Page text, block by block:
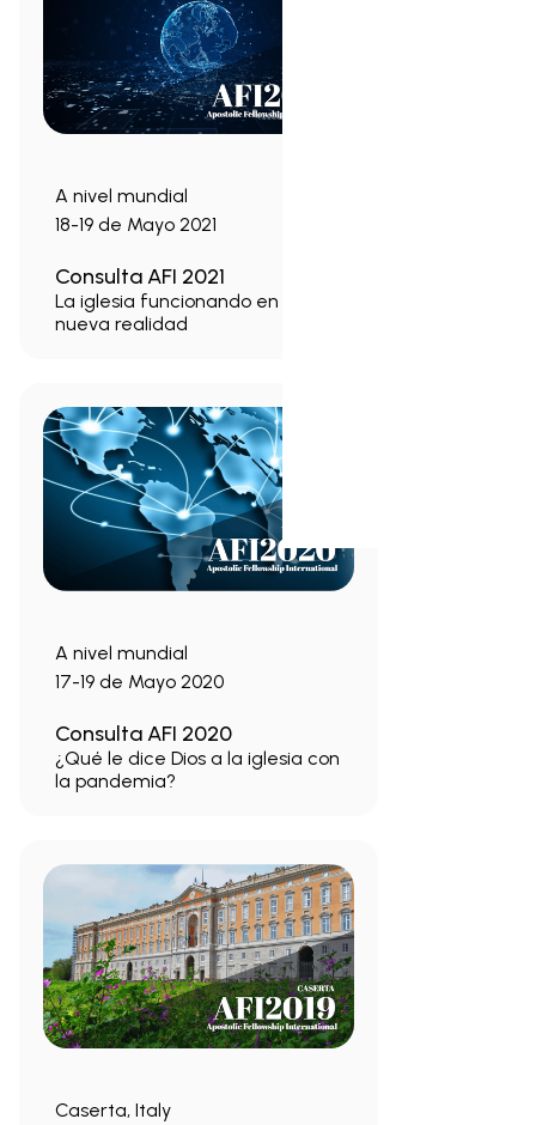
A nivel mundial
18-19 de Mayo 2021
Consulta AFI 2021
La iglesia funcionando en la
nueva realidad
A nivel mundial
17-19 de Mayo 2020
Consulta AFI 2020
¿Qué le dice Dios a la iglesia con
la pandemia?
Caserta, Italy